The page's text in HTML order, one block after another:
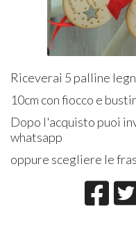
Riceverai 5 palline
10cm con fiocco e
Dopo l'acquisto puoi
whatsapp
oppure scegliere le